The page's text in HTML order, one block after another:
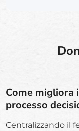
Come migliora
processo
Centralizzando il